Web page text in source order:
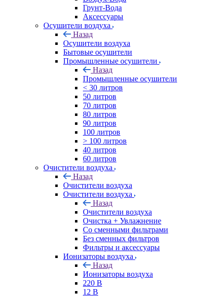
Грунт-Вода
Аксессуары
Осушители воздуха
Назад
Осушители воздуха
Бытовые осушители
Промышленные осушители
Назад
Промышленные осушители
< 30 литров
50 литров
70 литров
80 литров
90 литров
100 литров
> 100 литров
40 литров
60 литров
Очистители воздуха
Назад
Очистители воздуха
Очистители воздуха
Назад
Очистители воздуха
Очистка + Увлажнение
Cо сменными фильтрами
Без сменных фильтров
Фильтры и аксессуары
Ионизаторы воздуха
Назад
Ионизаторы воздуха
220 В
12 В